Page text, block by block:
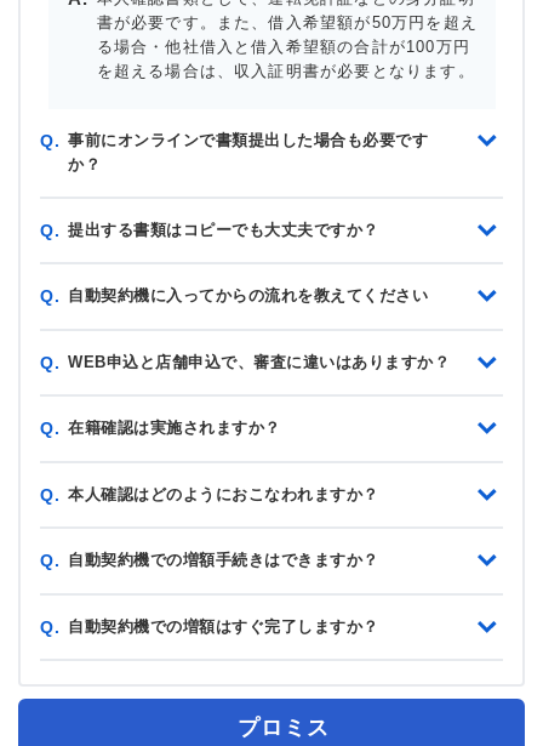
書が必要です。また、借入希望額が50万円を超え
る場合・他社借入と借入希望額の合計が100万円
を超える場合は、収入証明書が必要となります。
Q. 事前にオンラインで書類提出した場合も必要です
か？
Q. 提出する書類はコピーでも大丈夫ですか？
Q. 自動契約機に入ってからの流れを教えてください
Q. WEB申込と店舗申込で、審査に違いはありますか？
Q. 在籍確認は実施されますか？
Q. 本人確認はどのようにおこなわれますか？
Q. 自動契約機での増額手続きはできますか？
Q. 自動契約機での増額はすぐ完了しますか？
プロミス